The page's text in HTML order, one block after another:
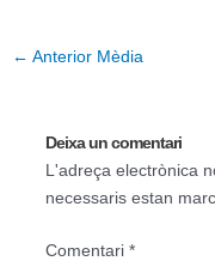
← Anterior Mèdia
Deixa un comentari
L'adreça electrònica
necessaris estan
Comentari *